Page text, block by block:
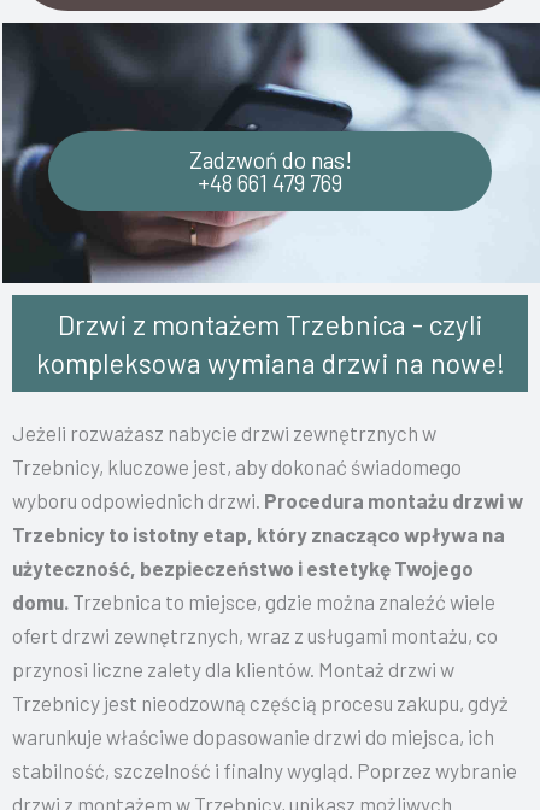
Zadzwoń do nas!
+48 661 479 769
Drzwi z montażem Trzebnica - czyli
kompleksowa wymiana drzwi na nowe!
Jeżeli rozważasz nabycie drzwi zewnętrznych w
Trzebnicy, kluczowe jest, aby dokonać świadomego
wyboru odpowiednich drzwi. Procedura montażu drzwi w
Trzebnicy to istotny etap, który znacząco wpływa na
użyteczność, bezpieczeństwo i estetykę Twojego
domu. Trzebnica to miejsce, gdzie można znaleźć wiele
ofert drzwi zewnętrznych, wraz z usługami montażu, co
przynosi liczne zalety dla klientów. Montaż drzwi w
Trzebnicy jest nieodzowną częścią procesu zakupu, gdyż
warunkuje właściwe dopasowanie drzwi do miejsca, ich
stabilność, szczelność i finalny wygląd. Poprzez wybranie
drzwi z montażem w Trzebnicy, unikasz możliwych